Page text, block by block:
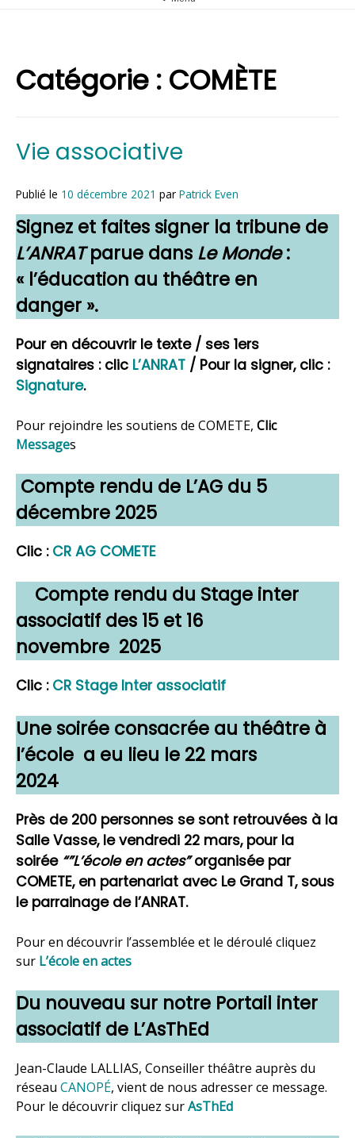
Catégorie : COMÈTE
Vie associative
Publié le 10 décembre 2021 par Patrick Even
Signez et faites signer la tribune de
L’ANRATparue dans Le Monde:
« l’éducation au théâtre en
danger ».
Pour en découvrir le texte / ses 1ers
signataires : clic L’ANRAT / Pour la signer, clic :
Signature.
Pour rejoindre les soutiens de COMETE, Clic
Messages
Compte rendu de L’AG du 5
décembre 2025
Clic : CR AG COMETE
Compte rendu du Stage inter
associatif des 15 et 16
novembre 2025
Clic : CR Stage Inter associatif
Une soirée consacrée au théâtre à
l’école a eu lieu le 22 mars
2024
Près de 200 personnes se sont retrouvées à la
Salle Vasse, le vendredi 22 mars, pour la
soirée “”L’école en actes”organisée par
COMETE, en partenariat avec Le Grand T, sous
le parrainage de l’ANRAT.
Pour en découvrir l’assemblée et le déroulé cliquez
sur L’école en actes
Du nouveau sur notre Portail inter
associatif de L’AsThEd
Jean-Claude LALLIAS, Conseiller théâtre auprès du
réseau CANOPÉ, vient de nous adresser ce message.
Pour le découvrir cliquez surAsThEd